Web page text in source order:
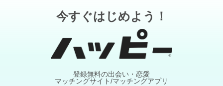
今すぐはじめよう！
登録無料の出会い・恋愛
マッチングサイト/マッチングアプリ